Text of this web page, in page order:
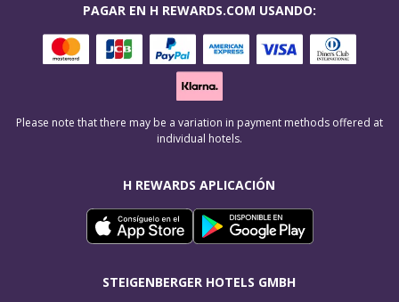
H REWARDS APLICACIÓN
STEIGENBERGER HOTELS GMBH
PAGAR EN H REWARDS.COM USANDO:
Please note that there may be a variation in payment methods offered at
individual hotels.